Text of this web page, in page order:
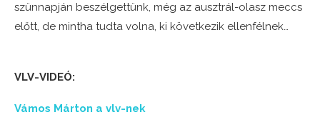
szünnapján beszélgettünk, még az ausztrál-olasz meccs
előtt, de mintha tudta volna, ki következik ellenfélnek…
VLV-VIDEÓ:
Vámos Márton a vlv-nek